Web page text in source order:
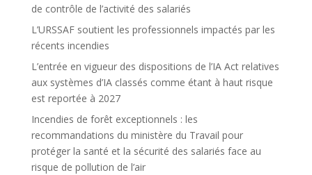
de contrôle de l’activité des salariés
L’URSSAF soutient les professionnels impactés par les
récents incendies
L’entrée en vigueur des dispositions de l’IA Act relatives
aux systèmes d’IA classés comme étant à haut risque
est reportée à 2027
Incendies de forêt exceptionnels : les
recommandations du ministère du Travail pour
protéger la santé et la sécurité des salariés face au
risque de pollution de l’air